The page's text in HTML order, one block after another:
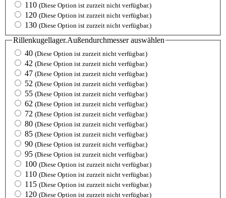
110 (Diese Option ist zurzeit nicht verfügbar.)
120 (Diese Option ist zurzeit nicht verfügbar.)
130 (Diese Option ist zurzeit nicht verfügbar.)
Rillenkugellager.Außendurchmesserauswählen
40 (Diese Option ist zurzeit nicht verfügbar.)
42 (Diese Option ist zurzeit nicht verfügbar.)
47 (Diese Option ist zurzeit nicht verfügbar.)
52 (Diese Option ist zurzeit nicht verfügbar.)
55 (Diese Option ist zurzeit nicht verfügbar.)
62 (Diese Option ist zurzeit nicht verfügbar.)
72 (Diese Option ist zurzeit nicht verfügbar.)
80 (Diese Option ist zurzeit nicht verfügbar.)
85 (Diese Option ist zurzeit nicht verfügbar.)
90 (Diese Option ist zurzeit nicht verfügbar.)
95 (Diese Option ist zurzeit nicht verfügbar.)
100 (Diese Option ist zurzeit nicht verfügbar.)
110 (Diese Option ist zurzeit nicht verfügbar.)
115 (Diese Option ist zurzeit nicht verfügbar.)
120 (Diese Option ist zurzeit nicht verfügbar.)